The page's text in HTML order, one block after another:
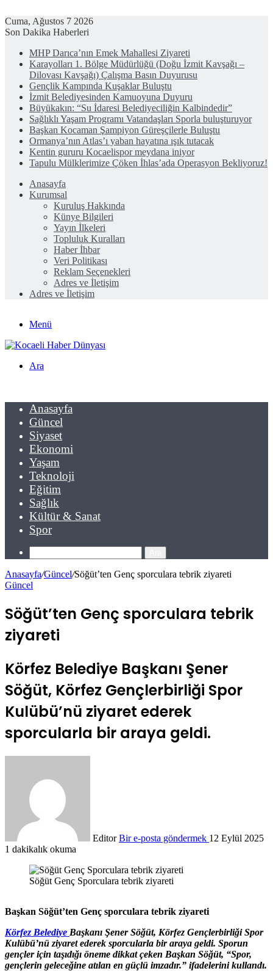
Cuma, Ağustos 7 2026
Son Dakika Haberleri
MHP Darıca’nın Emek Mahallesi Ziyareti
Karayolları 1. Bölge Müdürlüğü (Doğu İzmit Kavşağı –
Dilovası Kavşağı) Çalışma Basın Duyurusu
Gençlik Kampında Kuşaklar Buluştu
İzmit Belediyesinden Kamuoyuna Duyuru
Büyükakın: “Su İdaresi Belediyeciliğin Kalbindedir”
Sağlıklı Yaşam Programı Vatandaşları Sporla buluşturuyor
Başkan Kocaman Şampiyon Güreşçilerle Buluştu
Ormanya’nın Atlas’ı yaban hayatına ışık tutacak
Kentin gururu Kocaelispor meydana iniyor
Tapulu Mülklerimize Çöken İhlas’ada Operasyon Bekliyoruz!
Anasayfa
Kurumsal
Kuruluş Hakkında
Künye Bilgileri
Yayın İlkeleri
Topluluk Kuralları
Haber İhbar
Veri Politikası
Reklam Seçenekleri
Adres ve İletişim
Adres ve İletişim
Menü
Ara
Anasayfa
Güncel
Siyaset
Ekonomi
Yaşam
Teknoloji
Eğitim
Sağlık
Kültür & Sanat
Spor
Anasayfa/Güncel/Söğüt’ten Genç sporculara tebrik ziyareti
Güncel
Söğüt’ten Genç sporculara tebrik
ziyareti
Körfez Belediye Başkanı Şener
Söğüt, Körfez Gençlerbirliği Spor
Kulübü’nü ziyaret ederek
sporcularla bir araya geldi.
Editor Bir e-posta göndermek 12 Eylül 2025
1 dakikalık okuma
Söğüt Genç Sporculara tebrik ziyareti
Başkan Söğüt’ten Genç sporculara tebrik ziyareti
Körfez Belediye Başkanı Şener Söğüt, Körfez Gençlerbirliği Spor
Kulübü’nü ziyaret ederek sporcularla bir araya geldi. Sporun
gençler için taşıdığı öneme dikkat çeken Başkan Söğüt, “Spor,
gençlerin geleceğine atılan en güçlü imzadır.” ifadelerini kullandı.